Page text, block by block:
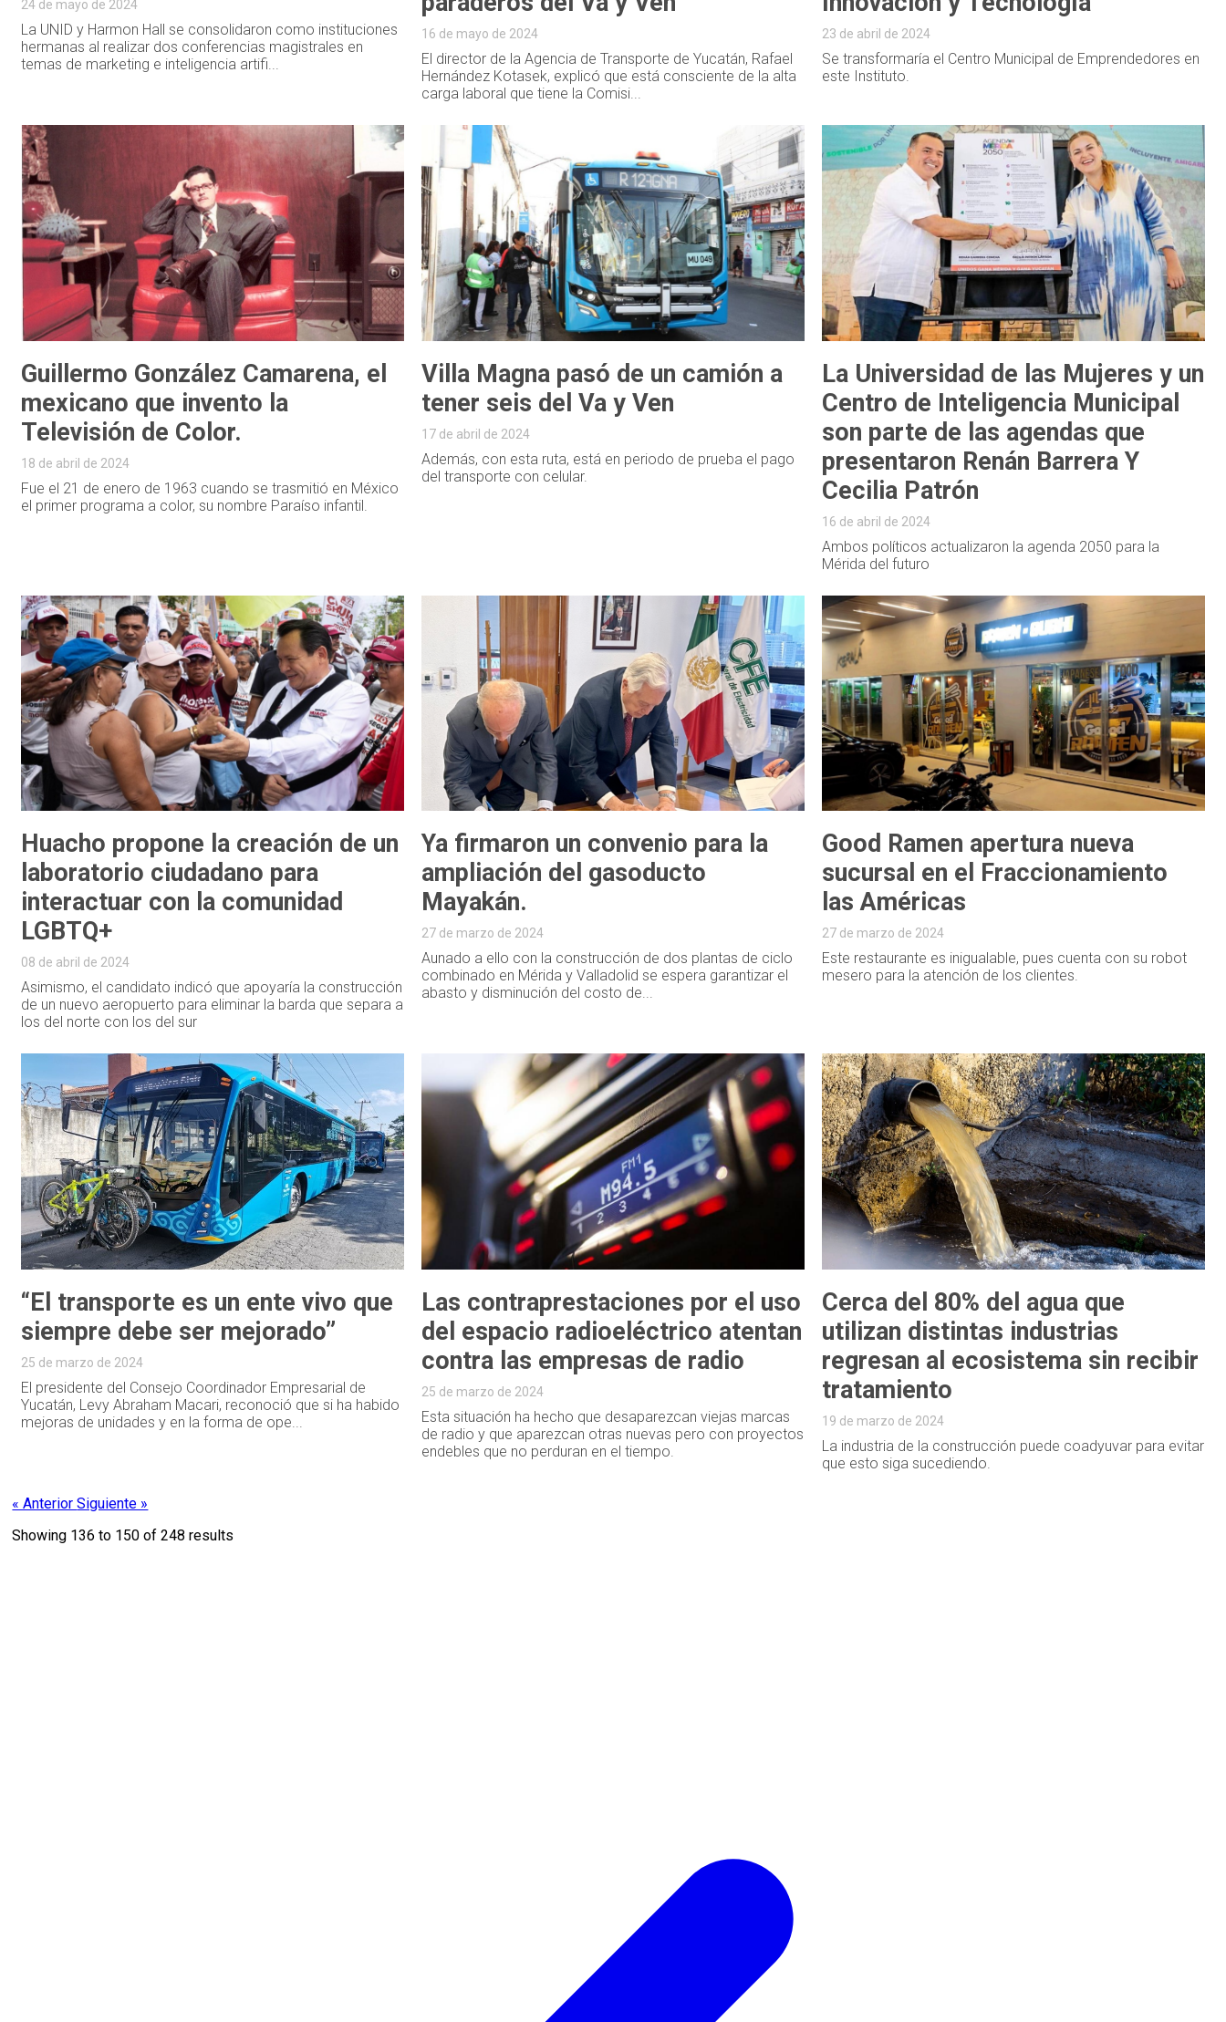
24 de mayo de 2024
La UNID y Harmon Hall se consolidaron como instituciones
hermanas al realizar dos conferencias magistrales en
temas de marketing e inteligencia artifi...
16 de mayo de 2024
El director de la Agencia de Transporte de Yucatán, Rafael
Hernández Kotasek, explicó que está consciente de la alta
carga laboral que tiene la Comisi...
23 de abril de 2024
Se transformaría el Centro Municipal de Emprendedores en
este Instituto.
Guillermo González Camarena, el
mexicano que invento la
Televisión de Color.
18 de abril de 2024
Fue el 21 de enero de 1963 cuando se trasmitió en México
el primer programa a color, su nombre Paraíso infantil.
Villa Magna pasó de un camión a
tener seis del Va y Ven
17 de abril de 2024
Además, con esta ruta, está en periodo de prueba el pago
del transporte con celular.
La Universidad de las Mujeres y un
Centro de Inteligencia Municipal
son parte de las agendas que
presentaron Renán Barrera Y
Cecilia Patrón
16 de abril de 2024
Ambos políticos actualizaron la agenda 2050 para la
Mérida del futuro
Huacho propone la creación de un
laboratorio ciudadano para
interactuar con la comunidad
LGBTQ+
08 de abril de 2024
Asimismo, el candidato indicó que apoyaría la construcción
de un nuevo aeropuerto para eliminar la barda que separa a
los del norte con los del sur
Ya firmaron un convenio para la
ampliación del gasoducto
Mayakán.
27 de marzo de 2024
Aunado a ello con la construcción de dos plantas de ciclo
combinado en Mérida y Valladolid se espera garantizar el
abasto y disminución del costo de...
Good Ramen apertura nueva
sucursal en el Fraccionamiento
las Américas
27 de marzo de 2024
Este restaurante es inigualable, pues cuenta con su robot
mesero para la atención de los clientes.
“El transporte es un ente vivo que
siempre debe ser mejorado”
25 de marzo de 2024
El presidente del Consejo Coordinador Empresarial de
Yucatán, Levy Abraham Macari, reconoció que si ha habido
mejoras de unidades y en la forma de ope...
Las contraprestaciones por el uso
del espacio radioeléctrico atentan
contra las empresas de radio
25 de marzo de 2024
Esta situación ha hecho que desaparezcan viejas marcas
de radio y que aparezcan otras nuevas pero con proyectos
endebles que no perduran en el tiempo.
Cerca del 80% del agua que
utilizan distintas industrias
regresan al ecosistema sin recibir
tratamiento
19 de marzo de 2024
La industria de la construcción puede coadyuvar para evitar
que esto siga sucediendo.
« AnteriorSiguiente »
Showing 136 to 150 of248 results